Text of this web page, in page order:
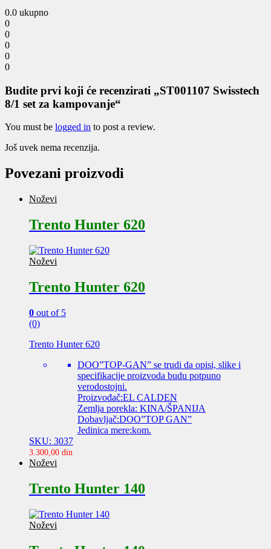
0.0 ukupno
0
0
0
0
0
Budite prvi koji će recenzirati „ST001107 Swisstech
8/1 set za kampovanje“
You must be logged in to post a review.
Još uvek nema recenzija.
Povezani proizvodi
Noževi
Trento Hunter 620
Noževi
Trento Hunter 620
0 out of 5
(0)
Trento Hunter 620
DOO”TOP-GAN” se trudi da opisi, slike i
specifikacije proizvoda budu potpuno
verodostojni.
Proizvođač:EL CALDEN
Zemlja porekla: KINA/ŠPANIJA
Dobavljač:DOO”TOP GAN”
Jedinica mere:kom.
SKU: 3037
3.300,00 din
Noževi
Trento Hunter 140
Noževi